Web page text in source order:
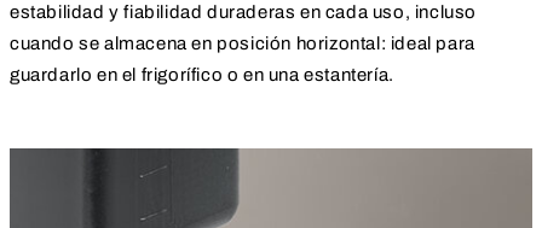
estabilidad y fiabilidad duraderas en cada uso, incluso
cuando se almacena en posición horizontal: ideal para
guardarlo en el frigorífico o en una estantería.